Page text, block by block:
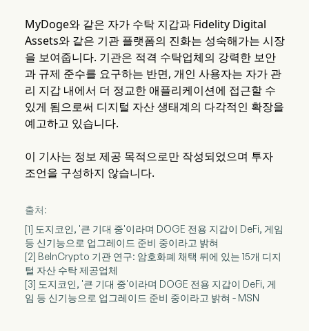
MyDoge와 같은 자가 수탁 지갑과 Fidelity Digital
Assets와 같은 기관 플랫폼의 진화는 성숙해가는 시장
을 보여줍니다. 기관은 적격 수탁업체의 강력한 보안
과 규제 준수를 요구하는 반면, 개인 사용자는 자가 관
리 지갑 내에서 더 정교한 애플리케이션에 접근할 수
있게 됨으로써 디지털 자산 생태계의 다각적인 확장을
예고하고 있습니다.
이 기사는 정보 제공 목적으로만 작성되었으며 투자
조언을 구성하지 않습니다.
출처:
[1] 도지코인, '큰 기대 중'이라며 DOGE 전용 지갑이 DeFi, 게임
등 신기능으로 업그레이드 준비 중이라고 밝혀
[2] BeInCrypto 기관 연구: 암호화폐 채택 뒤에 있는 15개 디지
털 자산 수탁 제공업체
[3] 도지코인, '큰 기대 중'이라며 DOGE 전용 지갑이 DeFi, 게
임 등 신기능으로 업그레이드 준비 중이라고 밝혀 - MSN